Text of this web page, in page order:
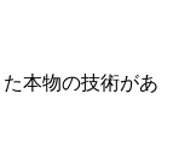
本物の技術があ